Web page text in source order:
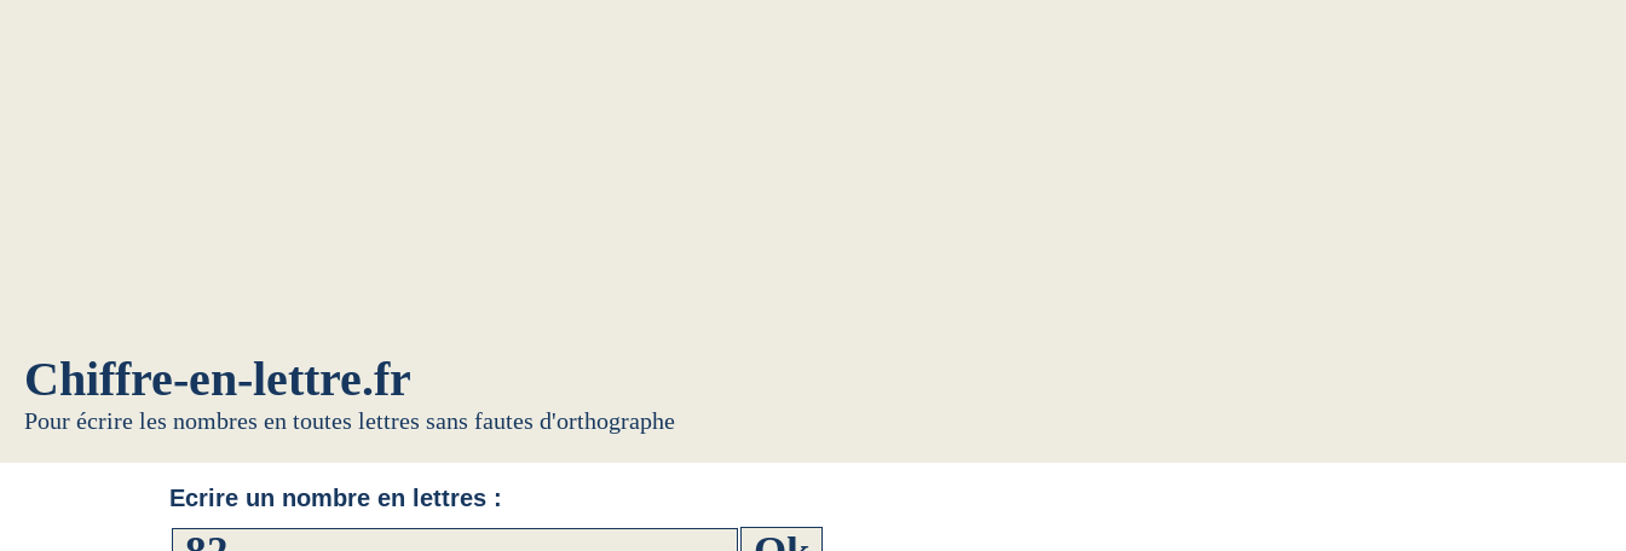
Chiffre-en-lettre.fr
Pour écrire les nombres en toutes lettres sans fautes d'orthographe
Ecrire un nombre en lettres :